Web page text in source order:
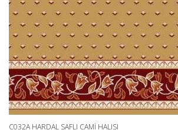
C032A HARDAL SAFLI CAMI HALISI